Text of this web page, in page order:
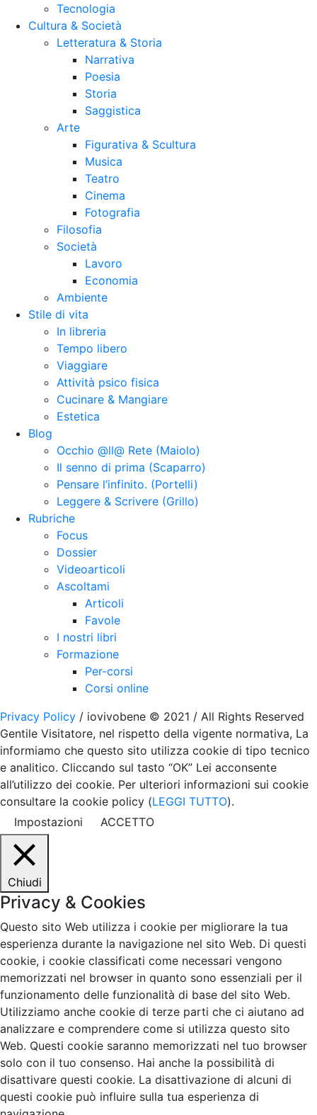
Tecnologia
Cultura & Società
Letteratura & Storia
Narrativa
Poesia
Storia
Saggistica
Arte
Figurativa & Scultura
Musica
Teatro
Cinema
Fotografia
Filosofia
Società
Lavoro
Economia
Ambiente
Stile di vita
In libreria
Tempo libero
Viaggiare
Attività psico fisica
Cucinare & Mangiare
Estetica
Blog
Occhio @ll@ Rete (Maiolo)
Il senno di prima (Scaparro)
Pensare l’infinito. (Portelli)
Leggere & Scrivere (Grillo)
Rubriche
Focus
Dossier
Videoarticoli
Ascoltami
Articoli
Favole
I nostri libri
Formazione
Per-corsi
Corsi online
Privacy Policy / iovivobene © 2021 / All Rights Reserved
Gentile Visitatore, nel rispetto della vigente normativa, La
informiamo che questo sito utilizza cookie di tipo tecnico
e analitico. Cliccando sul tasto “OK” Lei acconsente
all’utilizzo dei cookie. Per ulteriori informazioni sui cookie
consultare la cookie policy (LEGGI TUTTO).
Impostazioni
ACCETTO
Chiudi
Privacy & Cookies
Questo sito Web utilizza i cookie per migliorare la tua
esperienza durante la navigazione nel sito Web. Di questi
cookie, i cookie classificati come necessari vengono
memorizzati nel browser in quanto sono essenziali per il
funzionamento delle funzionalità di base del sito Web.
Utilizziamo anche cookie di terze parti che ci aiutano ad
analizzare e comprendere come si utilizza questo sito
Web. Questi cookie saranno memorizzati nel tuo browser
solo con il tuo consenso. Hai anche la possibilità di
disattivare questi cookie. La disattivazione di alcuni di
questi cookie può influire sulla tua esperienza di